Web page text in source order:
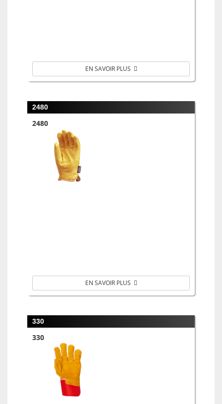
EN SAVOIR PLUS
2480
2480
EN SAVOIR PLUS
330
330